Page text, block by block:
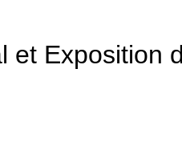
et Exposition